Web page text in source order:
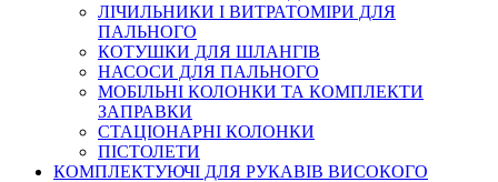
ЛІЧИЛЬНИКИ І ВИТРАТОМІРИ ДЛЯ
ПАЛЬНОГО
КОТУШКИ ДЛЯ ШЛАНГІВ
НАСОСИ ДЛЯ ПАЛЬНОГО
МОБІЛЬНІ КОЛОНКИ ТА КОМПЛЕКТИ
ЗАПРАВКИ
СТАЦІОНАРНІ КОЛОНКИ
ПІСТОЛЕТИ
КОМПЛЕКТУЮЧІ ДЛЯ РУКАВІВ ВИСОКОГО